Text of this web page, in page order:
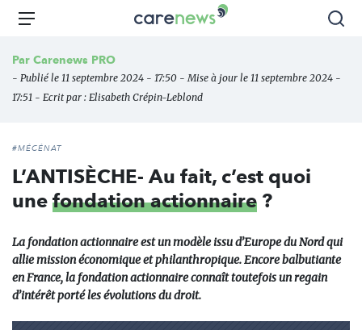
Aller
principal
Carenews,
des
acteurs
Menu
Par Carenews PRO
- Publié le 11 septembre 2024 - 17:50 - Mise à jour le 11 septembre 2024 -
17:51 - Ecrit par : Elisabeth Crépin-Leblond
#MÉCÉNAT
L’ANTISÈCHE- Au fait, c’est quoi
une fondation actionnaire ?
La fondation actionnaire est un modèle issu d’Europe du Nord qui
allie mission économique et philanthropique. Encore balbutiante
en France, la fondation actionnaire connaît toutefois un regain
d’intérêt porté les évolutions du droit.